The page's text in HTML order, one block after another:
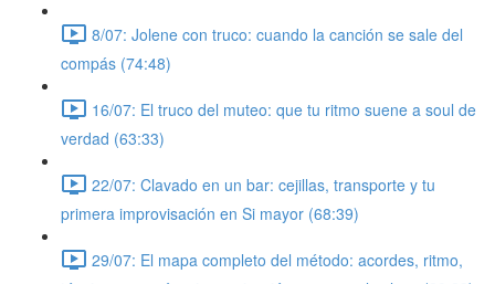
8/07: Jolene con truco: cuando la canción se sale del
compás (74:48)
16/07: El truco del muteo: que tu ritmo suene a soul de
verdad (63:33)
22/07: Clavado en un bar: cejillas, transporte y tu
primera improvisación en Si mayor (68:39)
29/07: El mapa completo del método: acordes, ritmo,